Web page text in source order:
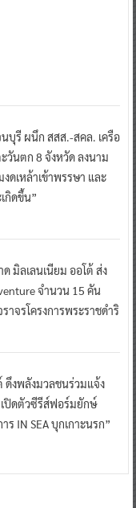
บุรี ผนึก สสส.-สคล. เครือ
วันตก 8 จังหวัด ลงนาม
ดเหล้าเข้าพรรษา และ
กิดขึ้น”
มิลเลนเนียม ออโต้ ส่ง
จำนวน 15 คัน
จรโครงการพระราชดำริ
งพลังมวลชนร่วมแจ้ง
ปิดตัวซีรีส์ฟอร์มยักษ์
ร IN SEA บุกเกาะนรก”